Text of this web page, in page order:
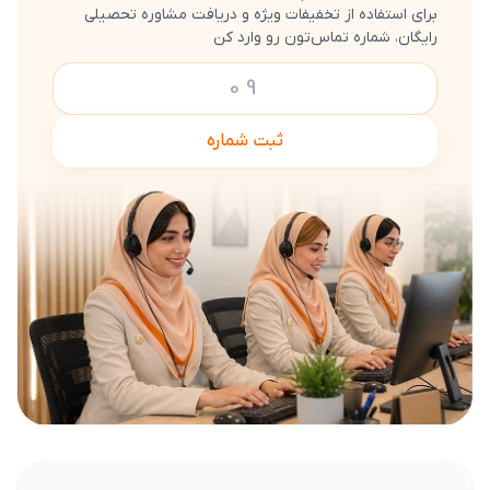
برای استفاده از تخفیفات ویژه و دریافت مشاوره تحصیلی
رایگان، شماره تماس‌تون رو وارد کن
ثبت شماره